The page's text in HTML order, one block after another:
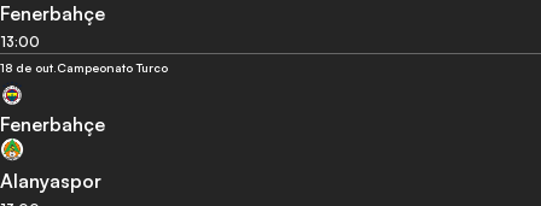
Fenerbahçe
13:00
18 de out.Campeonato Turco
Fenerbahçe
Alanyaspor